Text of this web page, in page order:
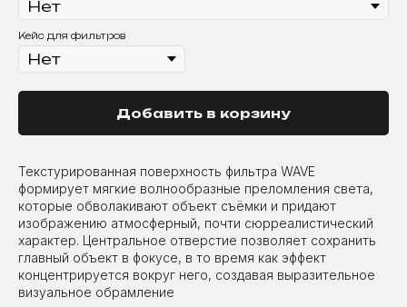
Кейс для фильтров
Добавить в корзину
Текстурированная поверхность фильтра WAVE
формирует мягкие волнообразные преломления света,
которые обволакивают объект съёмки и придают
изображению атмосферный, почти сюрреалистический
характер. Центральное отверстие позволяет сохранить
главный объект в фокусе, в то время как эффект
концентрируется вокруг него, создавая выразительное
визуальное обрамление